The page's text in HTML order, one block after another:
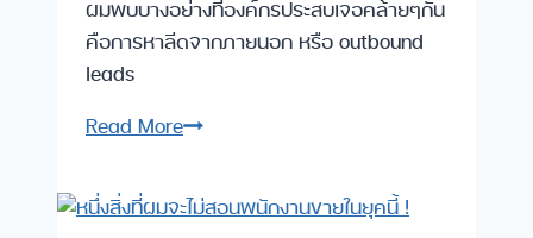
ผมพบบางอย่างที่องค์กรประสบเจอคล้ายๆกัน
คือการหาลีดจากภายนอก หรือ outbound
leads
Read Moreถ้า
ขาย